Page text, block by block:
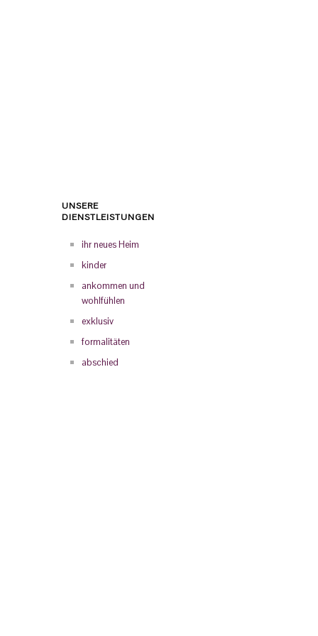
UNSERE
DIENSTLEISTUNGEN
ihr neues Heim
kinder
ankommen und
wohlfühlen
exklusiv
formalitäten
abschied